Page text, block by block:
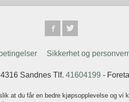
Sikkerhet og
Sandnes Tlf. 41604199 -
at du får en bedre kjøpsopplevelse og vi